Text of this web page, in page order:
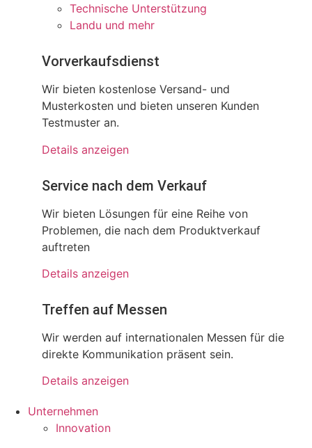
Technische Unterstützung
Landu und mehr
Vorverkaufsdienst
Wir bieten kostenlose Versand- und
Musterkosten und bieten unseren Kunden
Testmuster an.
Details anzeigen
Service nach dem Verkauf
Wir bieten Lösungen für eine Reihe von
Problemen, die nach dem Produktverkauf
auftreten
Details anzeigen
Treffen auf Messen
Wir werden auf internationalen Messen für die
direkte Kommunikation präsent sein.
Details anzeigen
Unternehmen
Innovation